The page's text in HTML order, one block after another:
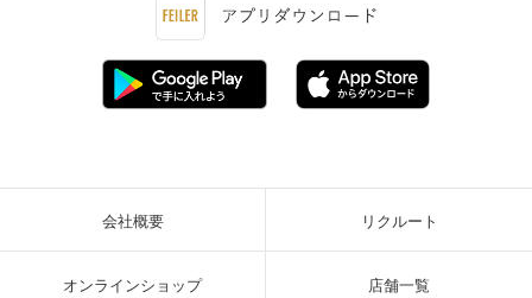
会社概要 リクルート
オンラインショップ 店舗一覧